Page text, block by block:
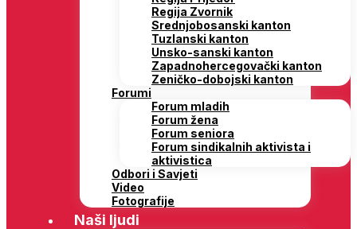
Regija Zvornik
Srednjobosanski kanton
Tuzlanski kanton
Unsko-sanski kanton
Zapadnohercegovački kanton
Zeničko-dobojski kanton
Forumi
Forum mladih
Forum žena
Forum seniora
Forum sindikalnih aktivista i
aktivistica
Odbori i Savjeti
Video
Fotografije
Naši ljudi